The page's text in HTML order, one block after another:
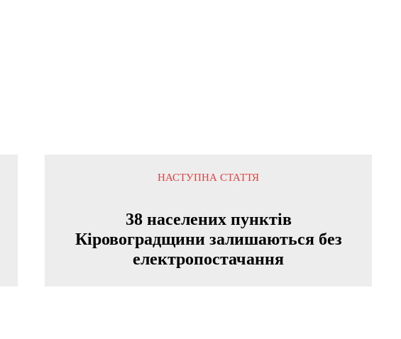
НАСТУПНА СТАТТЯ
38 населених пунктів
Кіровоградщини залишаються без
електропостачання